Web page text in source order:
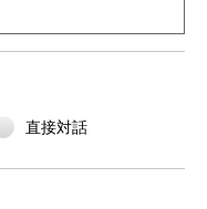
直接対話